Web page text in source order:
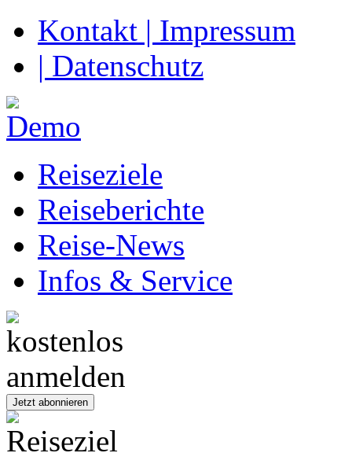
Kontakt | Impressum
| Datenschutz
Reiseziele
Reiseberichte
Reise-News
Infos & Service